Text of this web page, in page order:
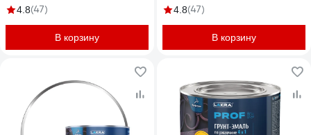
9005, 15 кг 8311397
4.8(47)
В корзину
мох, ral 6005, 2.8 кг
4.8(47)
В корзину